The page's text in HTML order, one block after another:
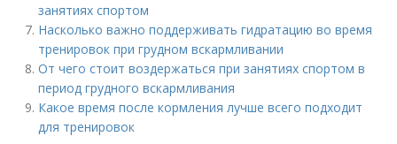
занятиях спортом
Насколько важно поддерживать гидратацию во время
тренировок при грудном вскармливании
От чего стоит воздержаться при занятиях спортом в
период грудного вскармливания
Какое время после кормления лучше всего подходит
для тренировок